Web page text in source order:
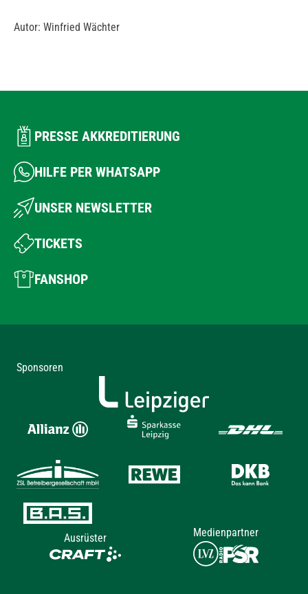
Autor: Winfried Wächter
PRESSE AKKREDITIERUNG
HILFE PER WHATSAPP
UNSER NEWSLETTER
TICKETS
FANSHOP
Sponsoren
Ausrüster Medienpartner